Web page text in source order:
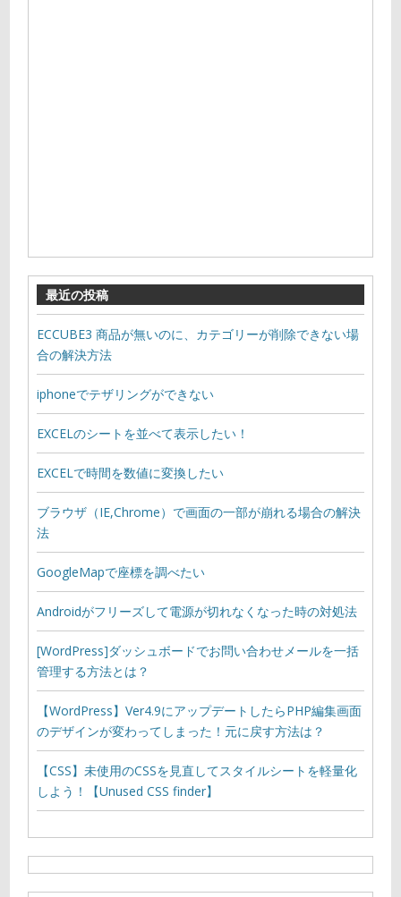
最近の投稿
ECCUBE3 商品が無いのに、カテゴリーが削除できない場
合の解決方法
iphoneでテザリングができない
EXCELのシートを並べて表示したい！
EXCELで時間を数値に変換したい
ブラウザ（IE,Chrome）で画面の一部が崩れる場合の解決
法
GoogleMapで座標を調べたい
Androidがフリーズして電源が切れなくなった時の対処法
[WordPress]ダッシュボードでお問い合わせメールを一括
管理する方法とは？
【WordPress】Ver4.9にアップデートしたらPHP編集画面
のデザインが変わってしまった！元に戻す方法は？
【CSS】未使用のCSSを見直してスタイルシートを軽量化
しよう！【Unused CSS finder】